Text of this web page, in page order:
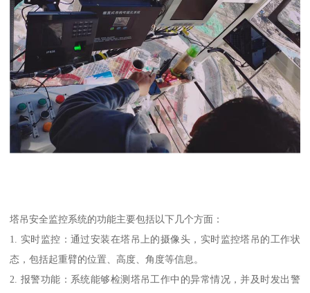
塔吊安全监控系统的功能主要包括以下几个方面：
1. 实时监控：通过安装在塔吊上的摄像头，实时监控塔吊的工作状
态，包括起重臂的位置、高度、角度等信息。
2. 报警功能：系统能够检测塔吊工作中的异常情况，并及时发出警